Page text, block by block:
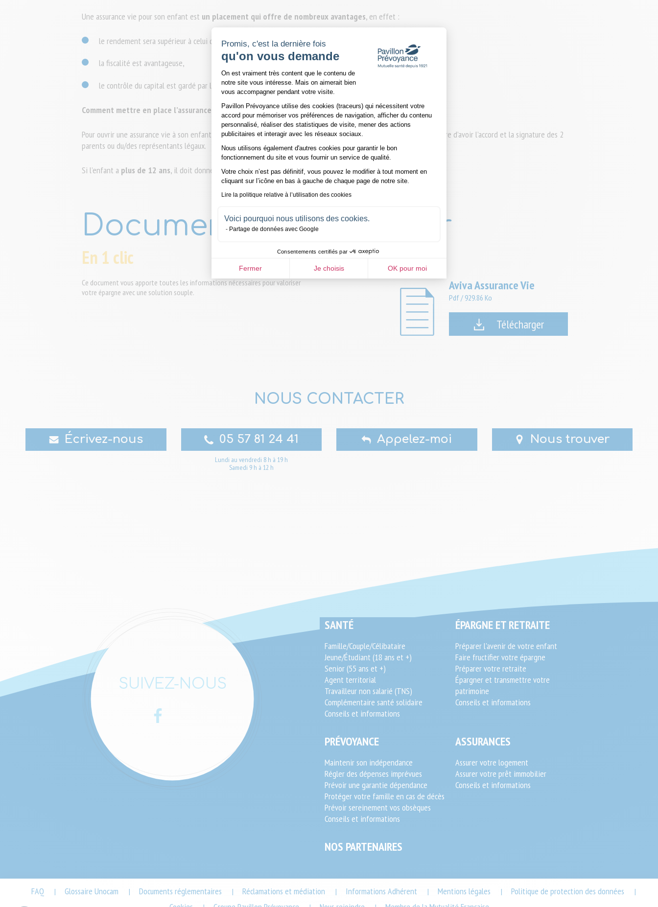
Promis, c'est la dernière fois
qu'on vous demande
Plateforme de Gestion du Consentement : Personnalisez vos Options
On est vraiment très content que le contenu de
notre site vous intéresse. Mais on aimerait bien
vous accompagner pendant votre visite.
Pavillon Prévoyance utilise des cookies (traceurs) qui nécessitent votre
accord pour mémoriser vos préférences de navigation, afficher du contenu
personnalisé, réaliser des statistiques de visite, mener des actions
publicitaires et interagir avec les réseaux sociaux.
Nous utilisons également d'autres cookies pour garantir le bon
fonctionnement du site et vous fournir un service de qualité.
Votre choix n’est pas définitif, vous pouvez le modifier à tout moment en
cliquant sur l’icône en bas à gauche de chaque page de notre site.
Lire la politique relative à l’utilisation des cookies
Voici pourquoi nous utilisons des cookies.
Partage de données avec Google
Consentements certifiés par
Fermer Je choisis OK pour moi
Axeptio consent
Une assurance vie pour son enfant est un placement qui offre de nombreux avantages, en effet :
le rendement sera supérieur à celui d’un Livret A,
la fiscalité est avantageuse,
le contrôle du capital est gardé par les parents jusqu'aux 18 ans de l’enfant
Comment mettre en place l’assurance vie pour ses enfants ?
Pour ouvrir une assurance vie à son enfant, ses représentants légaux doivent ouvrir pour lui le contrat, il sera nécessaire d’avoir l’accord et la signature des 2
parents ou du/des représentants légaux.
Si l’enfant a plus de 12 ans, il doit donner son accord .
Document à télécharger
En 1 clic
Ce document vous apporte toutes les informations nécessaires pour valoriser
votre épargne avec une solution souple.
Aviva Assurance Vie
Pdf/ 929.86 Ko
Télécharger
NOUS CONTACTER
Écrivez-nous 05 57 81 24 41
Lundi au vendredi 8 h à 19 h
Samedi 9 h à 12 h
Appelez-moi Nous trouver
SUIVEZ-NOUS
Facebook
SEO
End-
User
SANTÉ
Famille/Couple/Célibataire
Jeune/Étudiant (18 ans et +)
Senior (55 ans et +)
Agent territorial
Travailleur non salarié (TNS)
Complémentaire santé solidaire
Conseils et informations
ÉPARGNE ET RETRAITE
Préparer l'avenir de votre enfant
Faire fructifier votre épargne
Préparer votre retraite
Épargner et transmettre votre
patrimoine
Conseils et informations
PRÉVOYANCE
Maintenir son indépendance
Régler des dépenses imprévues
Prévoir une garantie dépendance
Protéger votre famille en cas de décès
Prévoir sereinement vos obsèques
Conseils et informations
ASSURANCES
Assurer votre logement
Assurer votre prêt immobilier
Conseils et informations
NOS PARTENAIRES
Footer
FAQ | Glossaire Unocam | Documents réglementaires | Réclamations et médiation | Informations Adhérent | Mentions légales | Politique de protection des données |